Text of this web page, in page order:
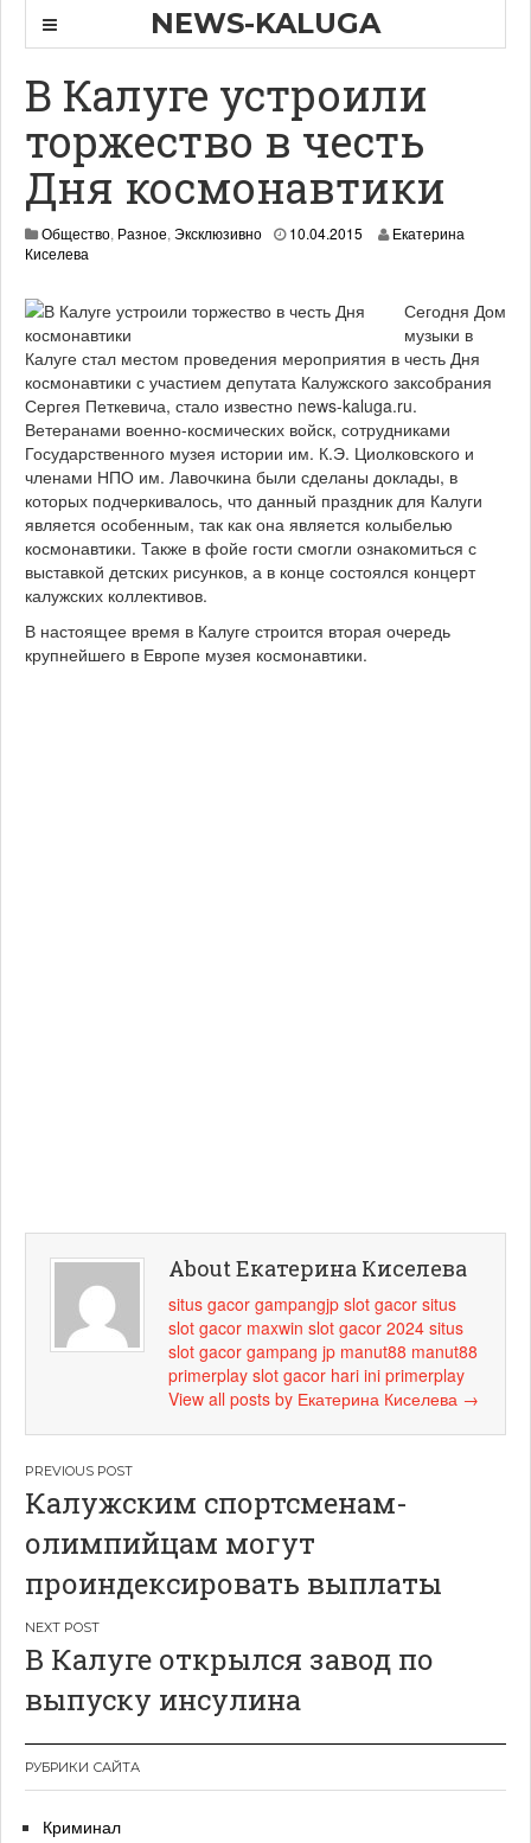
NEWS-KALUGA
В Калуге устроили
торжество в честь
Дня космонавтики
Общество, Разное, Эксклюзивно 10.04.2015
4
2
1
5
Екатерина
Киселева
Сегодня Дом
музыки в
Калуге стал местом проведения мероприятия в честь Дня
космонавтики с участием депутата Калужского заксобрания
Сергея Петкевича, стало известно news-kaluga.ru.
Ветеранами военно-космических войск, сотрудниками
Государственного музея истории им. К.Э. Циолковского и
членами НПО им. Лавочкина были сделаны доклады, в
которых подчеркивалось, что данный праздник для Калуги
является особенным, так как она является колыбелью
космонавтики. Также в фойе гости смогли ознакомиться с
выставкой детских рисунков, а в конце состоялся концерт
калужских коллективов.
В настоящее время в Калуге строится вторая очередь
крупнейшего в Европе музея космонавтики.
About Екатерина Киселева
situs gacor gampangjp slot gacor situs
slot gacor maxwin slot gacor 2024 situs
slot gacor gampang jp manut88 manut88
primerplay slot gacor hari ini primerplay
View all posts by Екатерина Киселева →
Навигация
по
записям
Калужским спортсменам-
олимпийцам могут
проиндексировать выплаты
В Калуге открылся завод по
выпуску инсулина
РУБРИКИ САЙТА
Криминал